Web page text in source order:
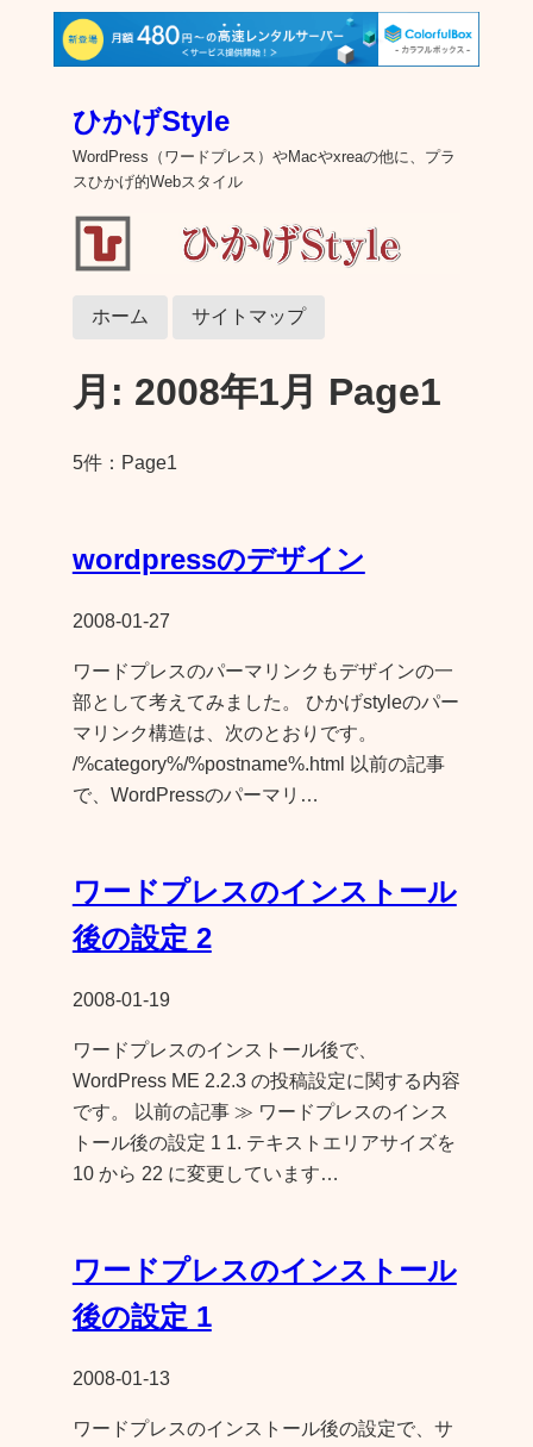
ひかげStyle
WordPress（ワードプレス）やMacやxreaの他に、プラ
スひかげ的Webスタイル
ホーム サイトマップ
月: 2008年1月 Page1
5件：Page1
wordpressのデザイン
2008-01-27
ワードプレスのパーマリンクもデザインの一
部として考えてみました。 ひかげstyleのパー
マリンク構造は、次のとおりです。
/%category%/%postname%.html 以前の記事
で、WordPressのパーマリ…
ワードプレスのインストール
後の設定 2
2008-01-19
ワードプレスのインストール後で、
WordPress ME 2.2.3 の投稿設定に関する内容
です。 以前の記事 ≫ ワードプレスのインス
トール後の設定 1 1. テキストエリアサイズを
10 から 22 に変更しています…
ワードプレスのインストール
後の設定 1
2008-01-13
ワードプレスのインストール後の設定で、サ